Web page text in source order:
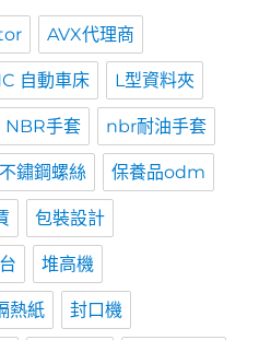
AVX代理商
自動車床 L型資料夾
NBR手套 nbr耐油手套
不鏽鋼螺絲 保養品odm
包裝設計
堆高機
熱紙 封口機